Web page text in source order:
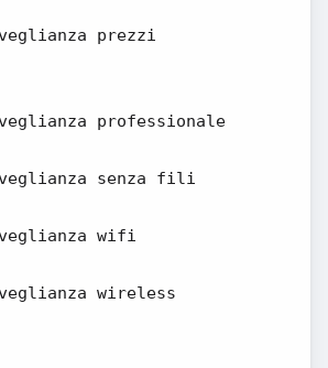
prezzi
professionale
senza fili
wifi
wireless